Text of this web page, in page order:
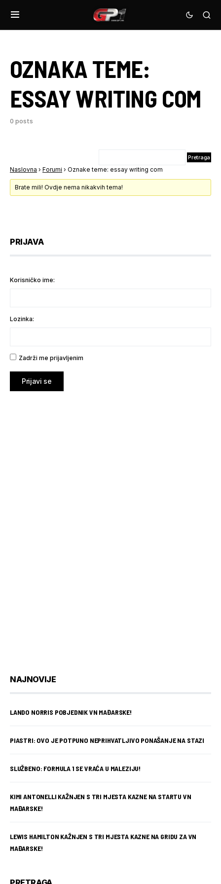
OZNAKA TEME:
ESSAY WRITING COM
0 posts
Naslovna › Forumi › Oznake teme: essay writing com
Brate mili! Ovdje nema nikakvih tema!
PRIJAVA
Korisničko ime:
Lozinka:
Zadrži me prijavljenim
Prijavi se
NAJNOVIJE
LANDO NORRIS POBJEDNIK VN MAĐARSKE!
PIASTRI: OVO JE POTPUNO NEPRIHVATLJIVO PONAŠANJE NA STAZI
SLUŽBENO: FORMULA 1 SE VRAĆA U MALEZIJU!
KIMI ANTONELLI KAŽNJEN S TRI MJESTA KAZNE NA STARTU VN
MAĐARSKE!
LEWIS HAMILTON KAŽNJEN S TRI MJESTA KAZNE NA GRIDU ZA VN
MAĐARSKE!